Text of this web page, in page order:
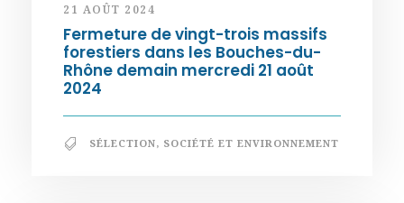
21 AOÛT 2024
Fermeture de vingt-trois massifs
forestiers dans les Bouches-du-
Rhône demain mercredi 21 août
2024
SÉLECTION, SOCIÉTÉ ET ENVIRONNEMENT